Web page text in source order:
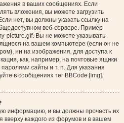
в ваших сообщениях. Если
вложения, вы можете загрузить
нет, вы должны указать ссылку на
веб-сервере. Пример
picture.gif. Вы не можете указывать
на вашем компьютере (если он не
ни на изображения, для доступа к
как, например, на почтовые ящики
сайты и т. п. Для указания
в сообщениях тег BBCode [img].
информацию, и вы должны прочесть их
вверху каждого из форумов и в вашем